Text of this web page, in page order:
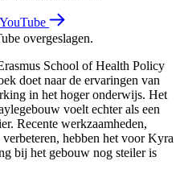
overgeslagen.
School of Health Policy
doet naar de ervaringen van
in het hoger onderwijs. Het
voelt echter als een
Recente werkzaamheden,
hebben het voor Kyra
bij het gebouw nog steiler is